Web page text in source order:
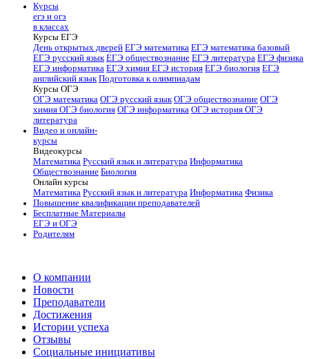
Курсы
егэ и огэ
в классах
Курсы ЕГЭ
День открытых дверей ЕГЭ математика ЕГЭ математика базовый
ЕГЭ русский язык ЕГЭ обществознание ЕГЭ литература ЕГЭ физика
ЕГЭ информатика ЕГЭ химия ЕГЭ история ЕГЭ биология ЕГЭ
английский язык Подготовка к олимпиадам
Курсы ОГЭ
ОГЭ математика ОГЭ русский язык ОГЭ обществознание ОГЭ
химия ОГЭ биология ОГЭ информатика ОГЭ история ОГЭ
литература
Видео и онлайн-
курсы
Видеокурсы
Математика Русский язык и литература Информатика
Обществознание Биология
Онлайн курсы
Математика Русский язык и литература Информатика Физика
Повышение квалификации преподавателей
Бесплатные Материалы
ЕГЭ и ОГЭ
Родителям
О компании
Новости
Преподаватели
Достижения
Истории успеха
Отзывы
Социальные инициативы